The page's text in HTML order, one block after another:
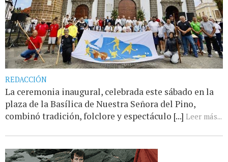
REDACCIÓN
La ceremonia inaugural, celebrada este sábado en la
plaza de la Basílica de Nuestra Señora del Pino,
combinó tradición, folclore y espectáculo [...] Leer más...